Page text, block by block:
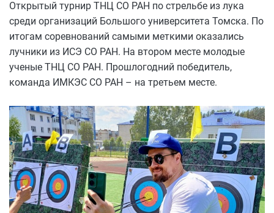
Открытый турнир ТНЦ СО РАН по стрельбе из лука
среди организаций Большого университета Томска. По
итогам соревнований самыми меткими оказались
лучники из ИСЭ СО РАН. На втором месте молодые
ученые ТНЦ СО РАН. Прошлогодний победитель,
команда ИМКЭС СО РАН – на третьем месте.